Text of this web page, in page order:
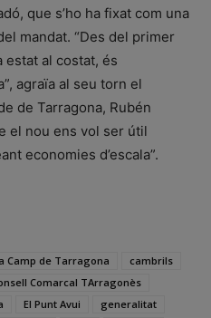
que s’ho ha fixat com una
mandat. “Des del primer
estat al costat, és
agraïa al seu torn el
de Tarragona, Rubén
el nou ens vol ser útil
economies d’escala”.
Camp de Tarragona
cambrils
Comarcal TArragonès
El Punt Avui
generalitat